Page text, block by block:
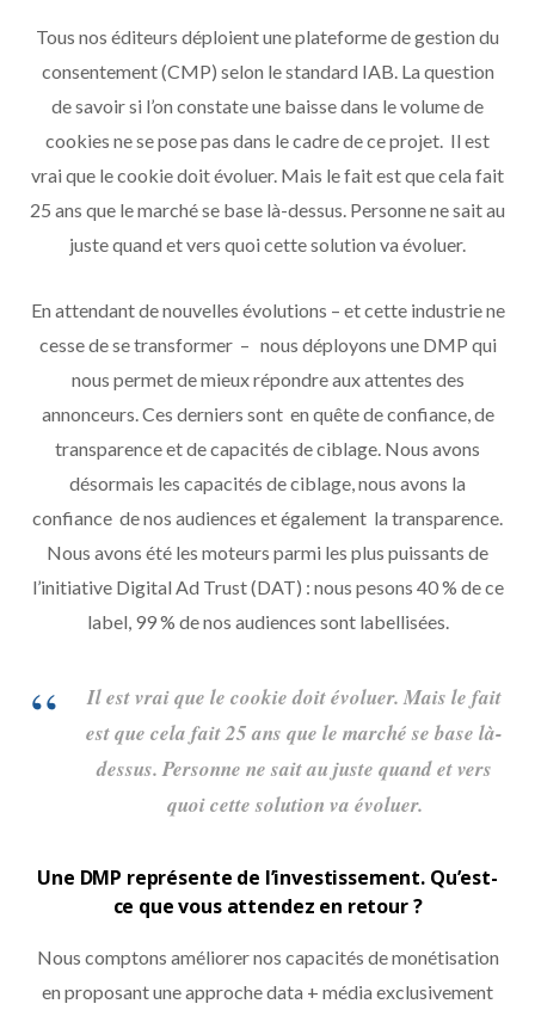
Tous nos éditeurs déploient une plateforme de gestion du
consentement (CMP) selon le standard IAB. La question
de savoir si l’on constate une baisse dans le volume de
cookies ne se pose pas dans le cadre de ce projet. Il est
vrai que le cookie doit évoluer. Mais le fait est que cela fait
25 ans que le marché se base là-dessus. Personne ne sait au
juste quand et vers quoi cette solution va évoluer.
En attendant de nouvelles évolutions – et cette industrie ne
cesse de se transformer – nous déployons une DMP qui
nous permet de mieux répondre aux attentes des
annonceurs. Ces derniers sont en quête de confiance, de
transparence et de capacités de ciblage. Nous avons
désormais les capacités de ciblage, nous avons la
confiance de nos audiences et également la transparence.
Nous avons été les moteurs parmi les plus puissants de
l’initiative Digital Ad Trust (DAT) : nous pesons 40 % de ce
label, 99 % de nos audiences sont labellisées.
Il est vrai que le cookie doit évoluer. Mais le fait
est que cela fait 25 ans que le marché se base là-
dessus. Personne ne sait au juste quand et vers
quoi cette solution va évoluer.
Une DMP représente de l’investissement. Qu’est-
ce que vous attendez en retour ?
Nous comptons améliorer nos capacités de monétisation
en proposant une approche data + média exclusivement